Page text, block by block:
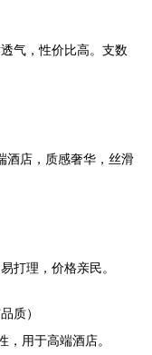
气，性价比高。支数
酒店，质感奢华，丝滑
打理，价格亲民。
质）
，用于高端酒店。